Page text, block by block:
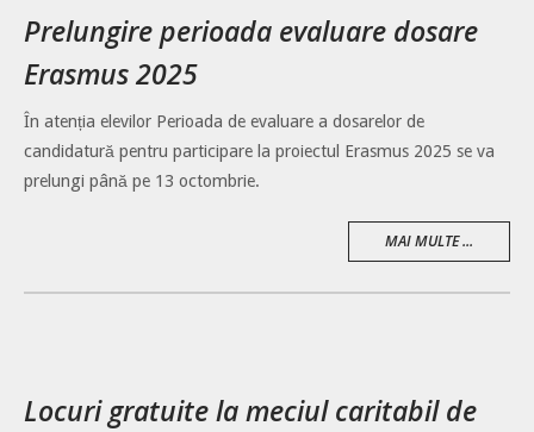
Prelungire perioada evaluare dosare
Erasmus 2025
În atenția elevilor Perioada de evaluare a dosarelor de
candidatură pentru participare la proiectul Erasmus 2025 se va
prelungi până pe 13 octombrie.
MAI MULTE ...
Locuri gratuite la meciul caritabil de